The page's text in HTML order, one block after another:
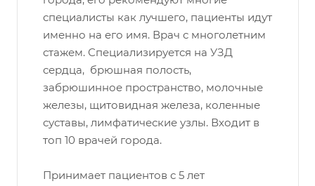
специалисты как лучшего, пациенты идут
именно на его имя. Врач с многолетним
стажем. Специализируется на УЗД
сердца, брюшная полость,
забрюшинное пространство, молочные
железы, щитовидная железа, коленные
суставы, лимфатические узлы. Входит в
топ 10 врачей города.
Принимает пациентов с 5 лет